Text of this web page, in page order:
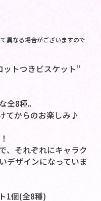
異なる場合がございますので
トつきビスケット”
全8種。
てからのお楽しみ♪
、それぞれにキャラク
デザインになっていま
1個(全8種)